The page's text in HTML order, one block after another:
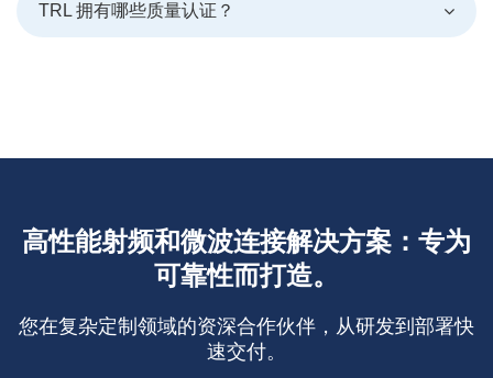
TRL 拥有哪些质量认证？
高性能射频和微波连接解决方​​案：专为
可靠性而打造。
您在复杂定制领域的资深合作伙伴，从研发到部署快
速交付。